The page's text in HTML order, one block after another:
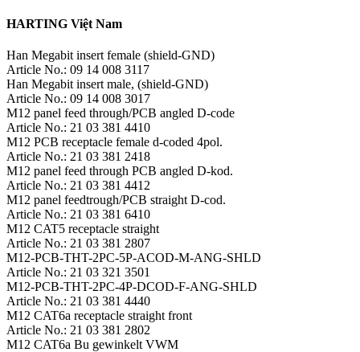
HARTING Việt Nam
Han Megabit insert female (shield-GND)
Article No.: 09 14 008 3117
Han Megabit insert male, (shield-GND)
Article No.: 09 14 008 3017
M12 panel feed through/PCB angled D-code
Article No.: 21 03 381 4410
M12 PCB receptacle female d-coded 4pol.
Article No.: 21 03 381 2418
M12 panel feed through PCB angled D-kod.
Article No.: 21 03 381 4412
M12 panel feedtrough/PCB straight D-cod.
Article No.: 21 03 381 6410
M12 CAT5 receptacle straight
Article No.: 21 03 381 2807
M12-PCB-THT-2PC-5P-ACOD-M-ANG-SHLD
Article No.: 21 03 321 3501
M12-PCB-THT-2PC-4P-DCOD-F-ANG-SHLD
Article No.: 21 03 381 4440
M12 CAT6a receptacle straight front
Article No.: 21 03 381 2802
M12 CAT6a Bu gewinkelt VWM